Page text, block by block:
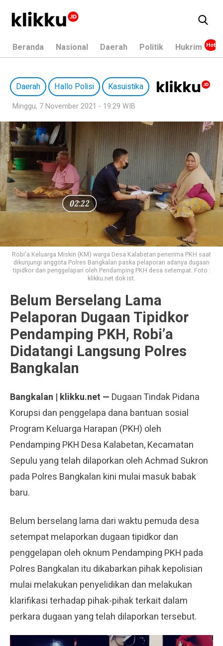
Beranda Nasional Daerah Politik Hukrim
Daerah Hallo Polisi Kasuistika
Minggu, 7 November 2021 - 19:29 WIB
Robi'a Keluarga Miskin (KM) warga Desa Kalabetan penerima PKH saat
dikunjungi anggota Polres Bangkalan paska pelaporan adanya dugaan
tipidkor dan penggelapan oleh Pendamping PKH desa setempat. Foto :
klikku.net dok ist.
Belum Berselang Lama
Pelaporan Dugaan Tipidkor
Pendamping PKH, Robi’a
Didatangi Langsung Polres
Bangkalan
Bangkalan | klikku.net — Dugaan Tindak Pidana
Korupsi dan penggelapa dana bantuan sosial
Program Keluarga Harapan (PKH) oleh
Pendamping PKH Desa Kalabetan, Kecamatan
Sepulu yang telah dilaporkan oleh Achmad Sukron
pada Polres Bangkalan kini mulai masuk babak
baru.
Belum berselang lama dari waktu pemuda desa
setempat melaporkan dugaan tipidkor dan
penggelapan oleh oknum Pendamping PKH pada
Polres Bangkalan itu dikabarkan pihak kepolisian
mulai melakukan penyelidikan dan melakukan
klarifikasi terhadap pihak-pihak terkait dalam
perkara dugaan yang telah dilaporkan tersebut.